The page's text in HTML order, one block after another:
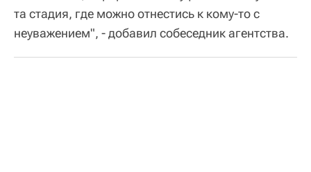
та стадия, где можно отнестись к кому-то с
неуважением", - добавил собеседник агентства.